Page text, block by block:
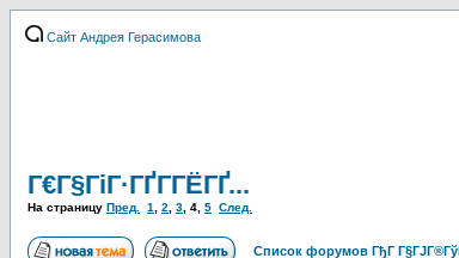
Сайт Андрея Герасимова
Г€Г§ГіГ·ГҐГ­ГЁГҐ...
На страницу Пред. 1 2 3 4 5 След.
Список форумов ГђГ